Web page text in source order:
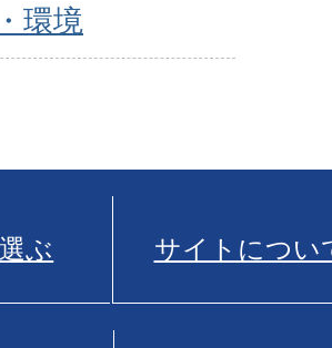
環境
ぶ サイトについ